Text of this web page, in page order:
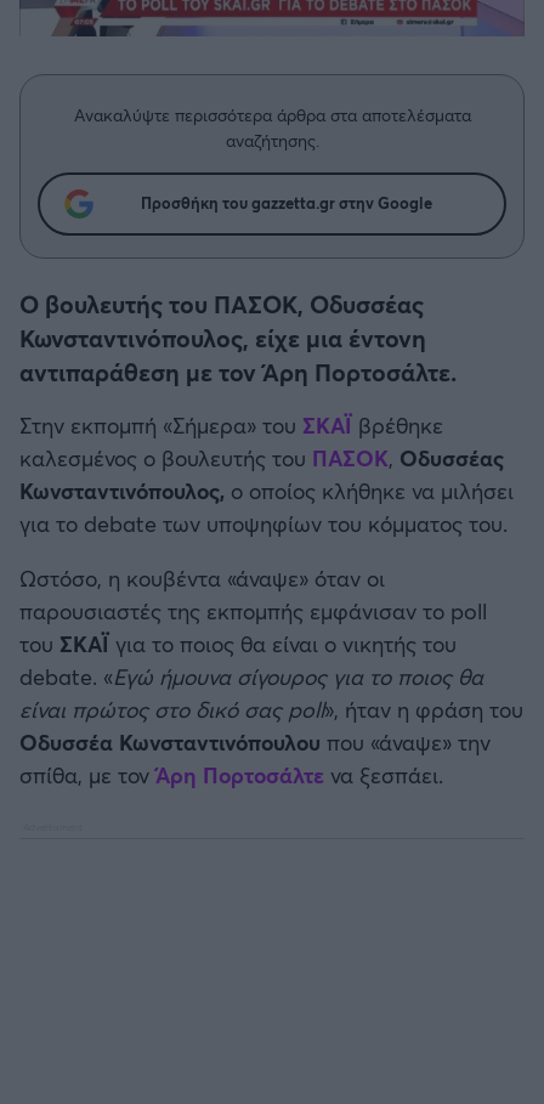
Δημήτρης Τσορμπατζόγλου
Άρης
Βόλος
Ατρόμητος Αθηνών
Κηφισιά
Αστέρας Τρίπολης
Παναιτωλικός
Ηρακλής
Μπαρτσελόνα
Ρεάλ Μαδρίτης
Συνεντεύξεις
Ανακαλύψτε περισσότερα άρθρα στα αποτελέσματα
αναζήτησης.
Προσθήκη του gazzetta.gr στην Google
Ο βουλευτής του ΠΑΣΟΚ, Οδυσσέας
Κωνσταντινόπουλος, είχε μια έντονη
αντιπαράθεση με τον Άρη Πορτοσάλτε.
Στην εκπομπή «Σήμερα» του ΣΚΑΪ βρέθηκε
καλεσμένος ο βουλευτής του ΠΑΣΟΚ, Οδυσσέας
Κωνσταντινόπουλος, ο οποίος κλήθηκε να μιλήσει
για το debate των υποψηφίων του κόμματος του.
Ωστόσο, η κουβέντα «άναψε» όταν οι
παρουσιαστές της εκπομπής εμφάνισαν το poll
του ΣΚΑΪ για το ποιος θα είναι ο νικητής του
debate. «Εγώ ήμουνα σίγουρος για το ποιος θα
είναι πρώτος στο δικό σας poll», ήταν η φράση του
Οδυσσέα Κωνσταντινόπουλου που «άναψε» την
σπίθα, με τονΆρη Πορτοσάλτε να ξεσπάει.